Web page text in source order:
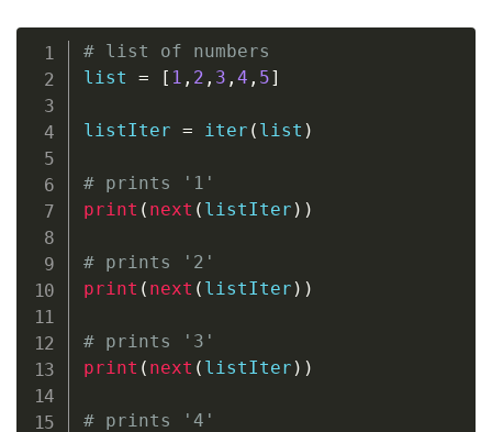
# list of numbers
list
= [ 1 , 2 , 3 , 4 , 5]
listIter = iter ( list )
# prints '1'
print ( next ( listIter ) )
# prints '2'
print ( next ( listIter ) )
# prints '3'
print ( next ( listIter ) )
# prints '4'